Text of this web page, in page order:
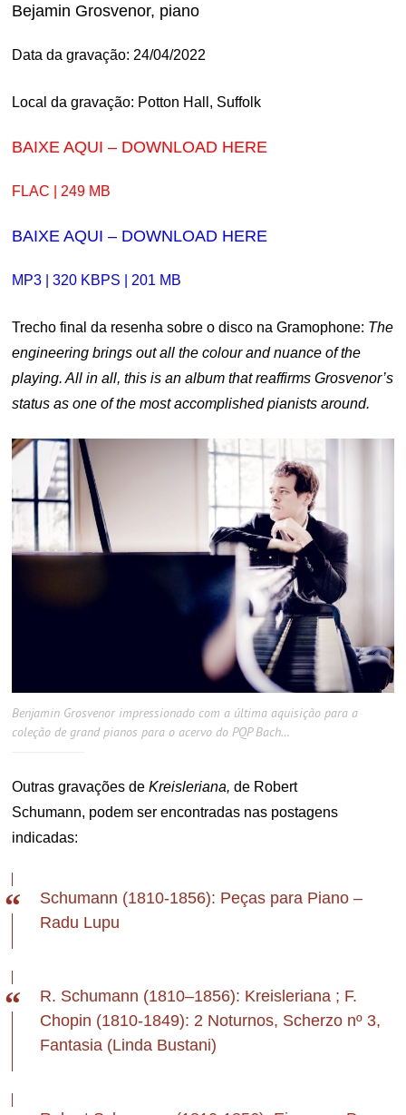
Bejamin Grosvenor, piano
Data da gravação: 24/04/2022
Local da gravação: Potton Hall, Suffolk
BAIXE AQUI – DOWNLOAD HERE
FLAC | 249 MB
BAIXE AQUI – DOWNLOAD HERE
MP3 | 320 KBPS | 201 MB
Trecho final da resenha sobre o disco na Gramophone: The
engineering brings out all the colour and nuance of the
playing. All in all, this is an album that reaffirms Grosvenor’s
status as one of the most accomplished pianists around.
Benjamin Grosvenor impressionado com a última aquisição para a
coleção de grand pianos para o acervo do PQP Bach…
Outras gravações deKreisleriana,de Robert
Schumann, podem ser encontradas nas postagens
indicadas:
Schumann (1810-1856): Peças para Piano –
Radu Lupu
R. Schumann (1810–1856): Kreisleriana ; F.
Chopin (1810-1849): 2 Noturnos, Scherzo nº 3,
Fantasia (Linda Bustani)